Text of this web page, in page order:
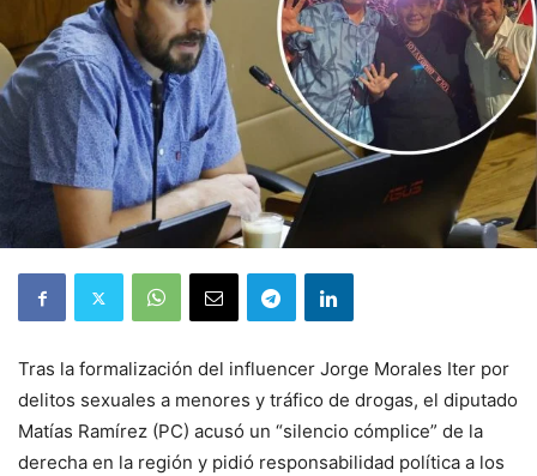
Tras la formalización del influencer Jorge Morales Iter por
delitos sexuales a menores y tráfico de drogas, el diputado
Matías Ramírez (PC) acusó un “silencio cómplice” de la
derecha en la región y pidió responsabilidad política a los